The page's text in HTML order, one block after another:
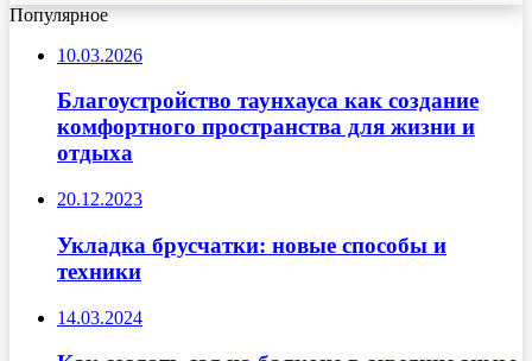
Популярное
10.03.2026
Благоустройство таунхауса как создание
комфортного пространства для жизни и
отдыха
20.12.2023
Укладка брусчатки: новые способы и
техники
14.03.2024